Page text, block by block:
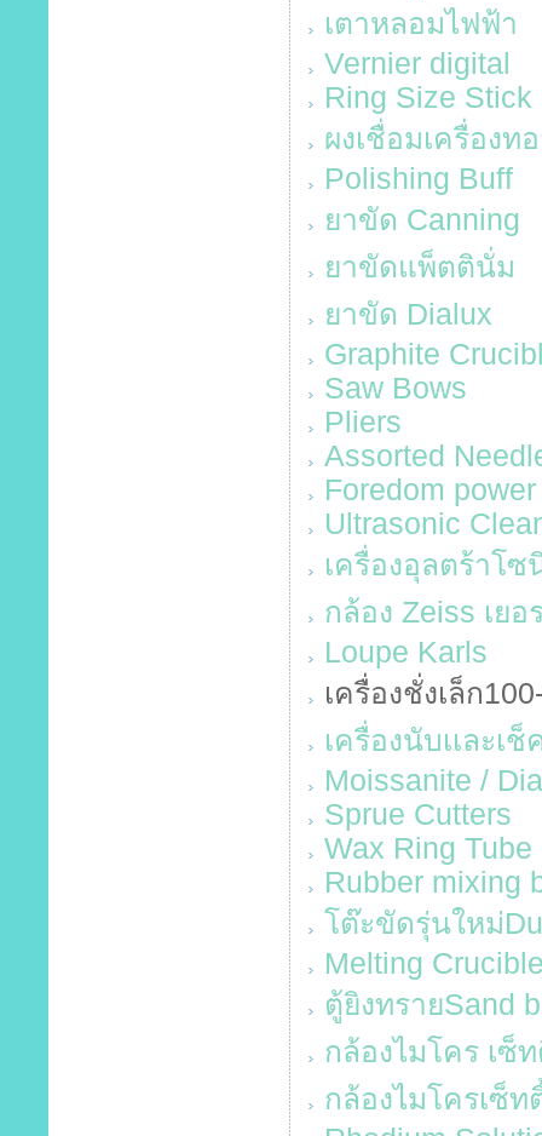
เตาหลอมไฟฟ้า
Vernier digital
Ring Size Stick
ผงเชื่อมเครื่องท
Polishing Buff
ยาขัด Canning
ยาขัดแพ็ตตินั่ม
ยาขัด Dialux
Graphite
Saw Bows
Pliers
Assorted
Foredom
Ultrasonic
เครื่องอุลตร้าโซ
กล้อง Zeiss เย
Loupe Karls
เครื่องชั่งเล็ก
เครื่องนับเเละเ
Moissanite /
Sprue Cutters
Wax Ring Tube
Rubber mixing
โต๊ะขัดรุ่นใหม่
Melting
ตู้ยิงทรายSand
กล้องไมโคร เซ็
กล้องไมโครเซ็ท